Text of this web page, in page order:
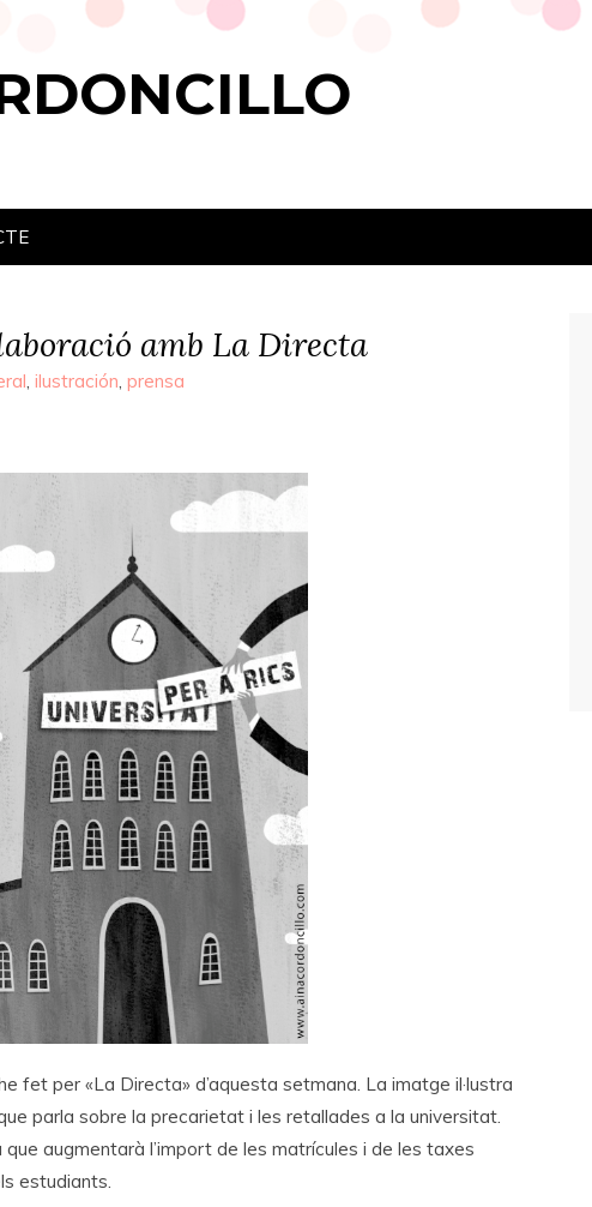
amb La Directa
, ilustración, prensa
fet per «La Directa» d’aquesta setmana. La imatge il·lustra
parla sobre la precarietat i les retallades a la universitat.
augmentarà l’import de les matrícules i de les taxes
estudiants.